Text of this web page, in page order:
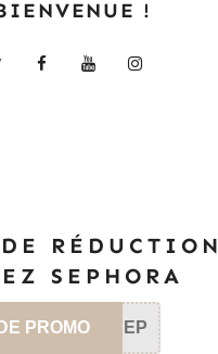
!
RÉDUCTION
SEPHORA
PROMO SEP